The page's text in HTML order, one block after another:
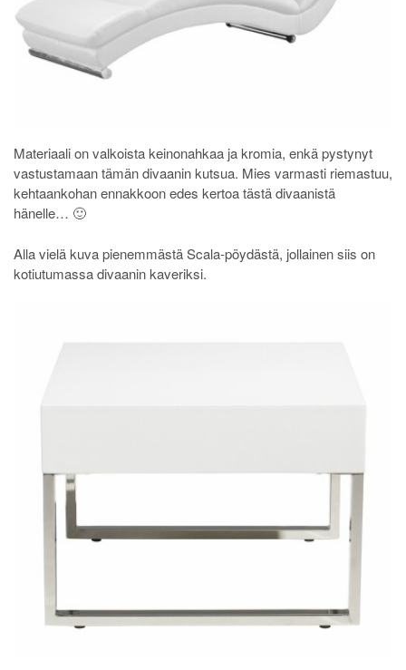
Materiaali on valkoista keinonahkaa ja kromia, enkä pystynyt
vastustamaan tämän divaanin kutsua. Mies varmasti riemastuu,
kehtaankohan ennakkoon edes kertoa tästä divaanistä
hänelle… 🙂
Alla vielä kuva pienemmästä Scala-pöydästä, jollainen siis on
kotiutumassa divaanin kaveriksi.